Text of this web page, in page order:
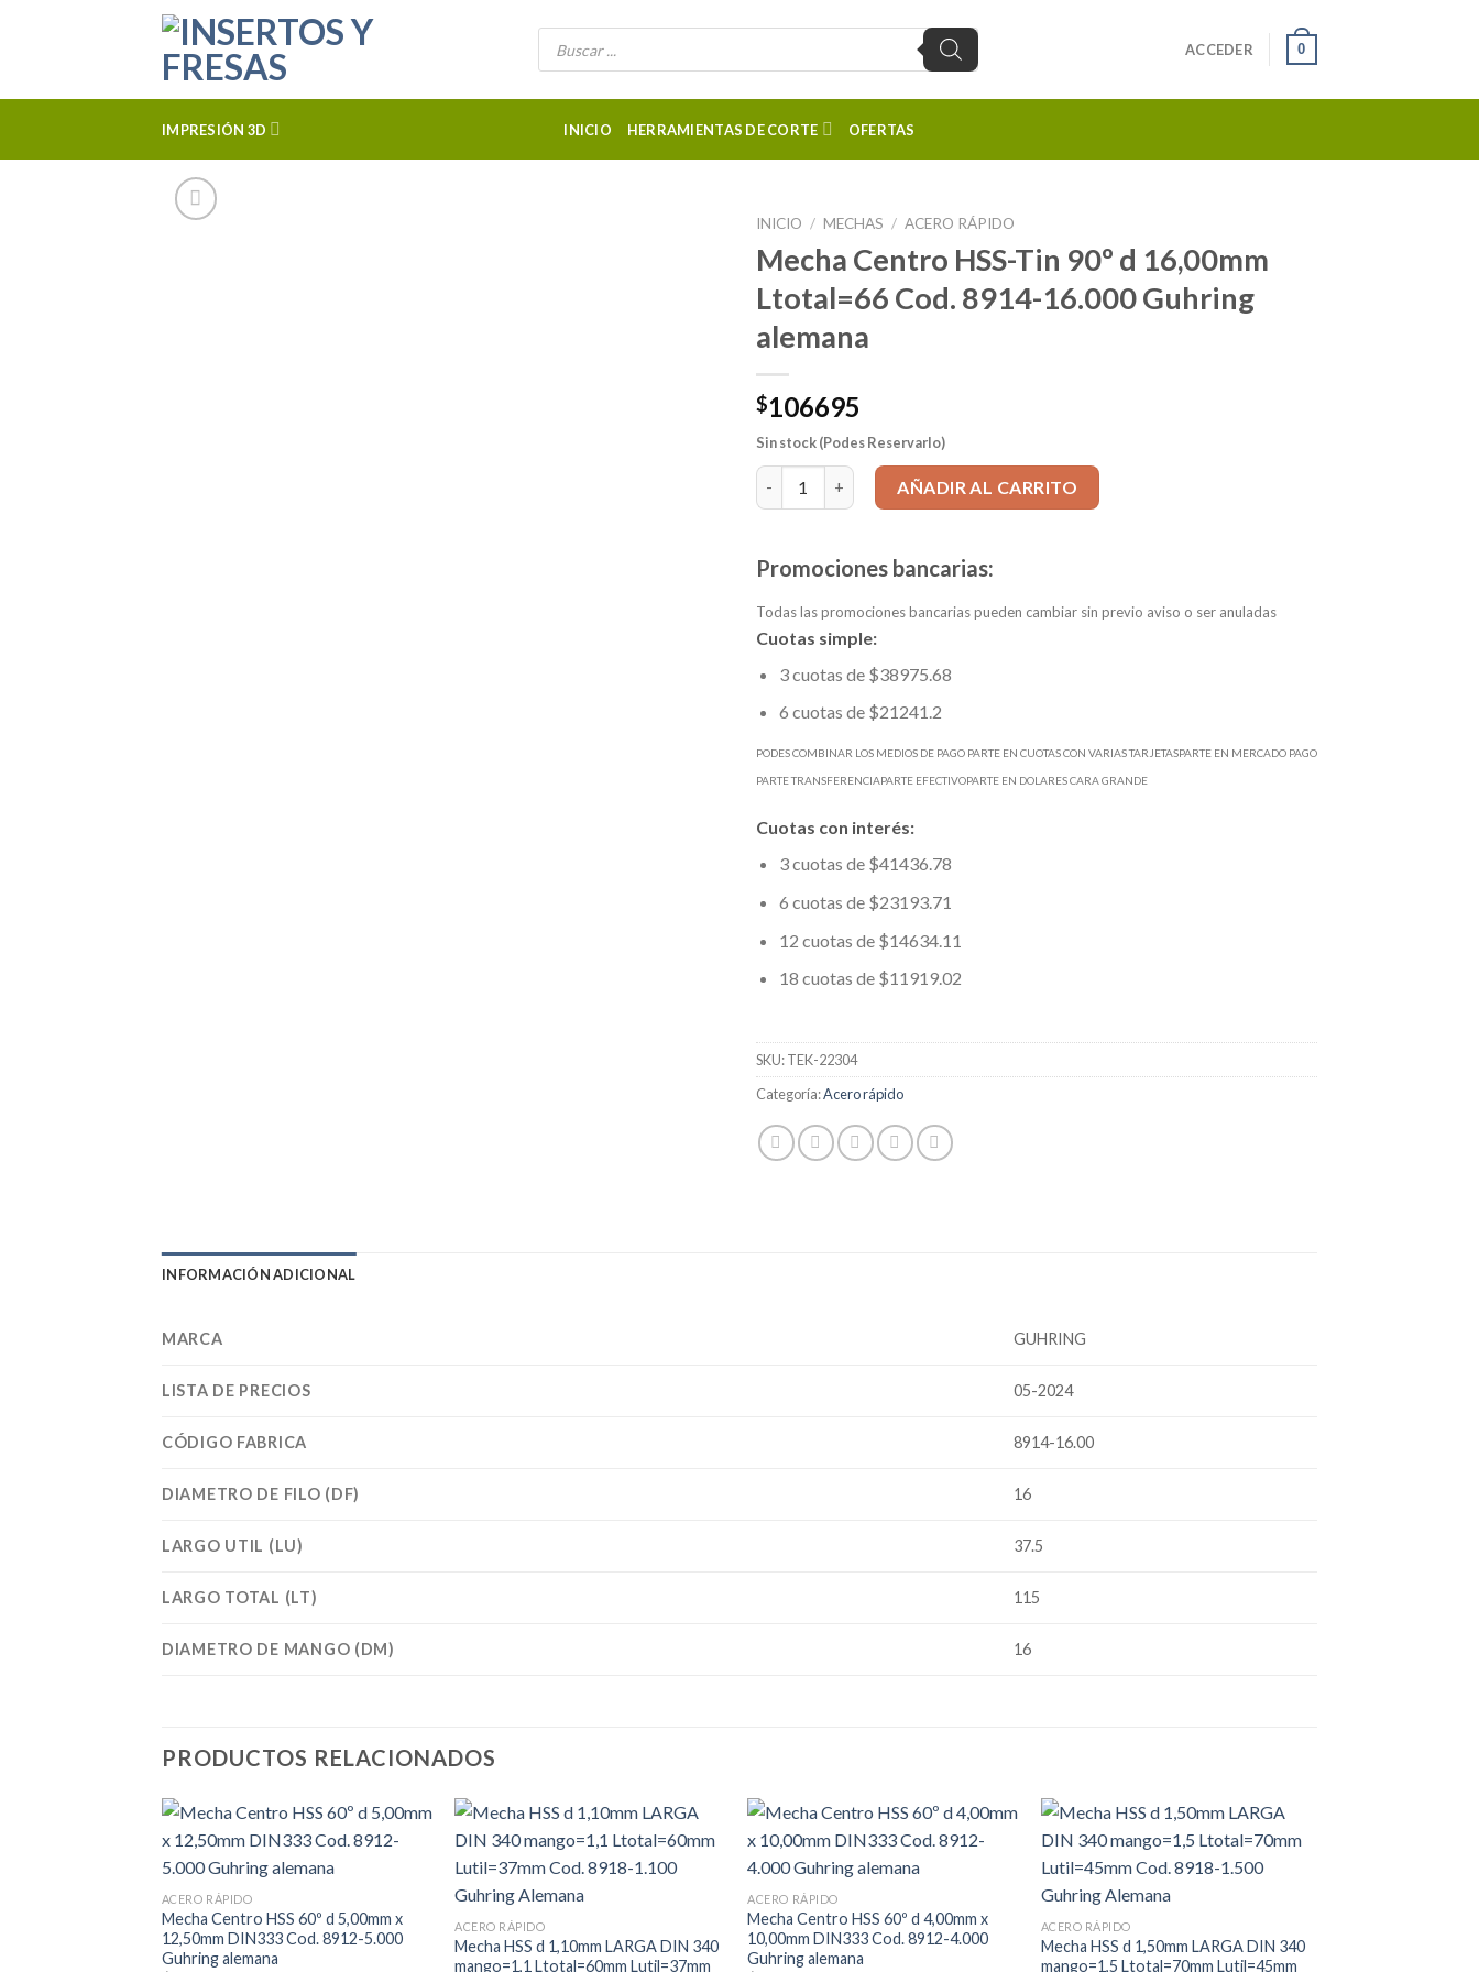
Búsqueda
ACCEDER 0
IMPRESIÓN 3D INICIO HERRAMIENTAS DE CORTE OFERTAS
INICIO / MECHAS / ACERO RÁPIDO
Mecha Centro HSS-Tin 90º d 16,00mm
Ltotal=66 Cod. 8914-16.000 Guhring
alemana
$106695
Sin stock (Podes Reservarlo)
Mecha Centro HSS-Tin 90º d 16,00mm Ltotal=66 Cod. 8914-16.000 Guhring alemana cantidad
AÑADIR AL CARRITO
Promociones bancarias:
Todas las promociones bancarias pueden cambiar sin previo aviso o ser anuladas
Cuotas simple:
3 cuotas de $38975.68
6 cuotas de $21241.2
PODES COMBINAR LOS MEDIOS DE PAGO PARTE EN CUOTAS CON VARIAS TARJETASPARTE EN MERCADO PAGO
PARTE TRANSFERENCIAPARTE EFECTIVOPARTE EN DOLARES CARA GRANDE
Cuotas con interés:
3 cuotas de $41436.78
6 cuotas de $23193.71
12 cuotas de $14634.11
18 cuotas de $11919.02
SKU:TEK-22304
Categoría:Acero rápido
INFORMACIÓN ADICIONAL
MARCA GUHRING
LISTA DE PRECIOS 05-2024
CÓDIGO FABRICA 8914-16.00
DIAMETRO DE FILO (DF) 16
LARGO UTIL (LU) 37.5
LARGO TOTAL (LT) 115
DIAMETRO DE MANGO (DM) 16
PRODUCTOS RELACIONADOS
ACERO RÁPIDO
Mecha Centro HSS 60º d 5,00mm x
12,50mm DIN333 Cod. 8912-5.000
Guhring alemana
ACERO RÁPIDO
Mecha HSS d 1,10mm LARGA DIN 340
mango=1,1 Ltotal=60mm Lutil=37mm
ACERO RÁPIDO
Mecha Centro HSS 60º d 4,00mm x
10,00mm DIN333 Cod. 8912-4.000
Guhring alemana
ACERO RÁPIDO
Mecha HSS d 1,50mm LARGA DIN 340
mango=1,5 Ltotal=70mm Lutil=45mm